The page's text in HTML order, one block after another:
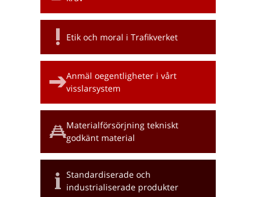
Etik och moral i Trafikverket
Anmäl oegentligheter i vårt
visslarsystem
Materialförsörjning tekniskt
godkänt material
Standardiserade och
industrialiserade produkter